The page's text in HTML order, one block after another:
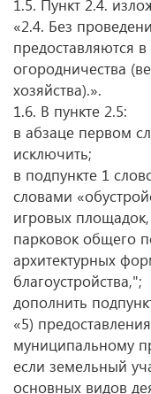
1.5. Пункт 2.4.
«2.4. Без
предоставляются
огородничества
хозяйства).».
1.6. В пункте 2.5:
в абзаце первом
исключить;
в подпункте 1
словами
игровых
парковок общего
архитектурных
благоустройства,";
дополнить
«5)
муниципальному
если земельный
основных видов